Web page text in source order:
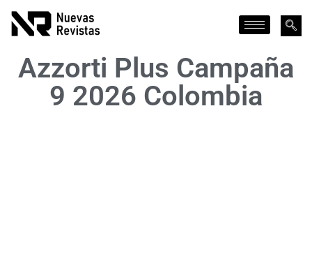
Azzorti Plus Campaña
9 2026 Colombia